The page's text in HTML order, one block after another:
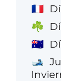
🇫🇷
☘️
🇦🇺
🎿